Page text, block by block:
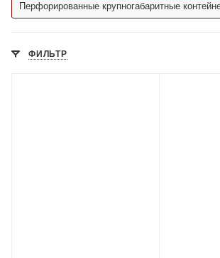
Перфорированные крупногабаритные
ФИЛЬТР